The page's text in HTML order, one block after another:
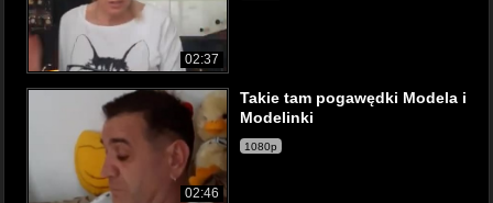
02:37
02:46
Takie tam pogawędki Modela i
Modelinki
1080p